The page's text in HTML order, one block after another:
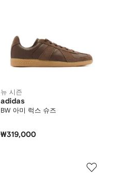
뉴 시즌
adidas
BW 아미 럭스 슈즈
₩319,000